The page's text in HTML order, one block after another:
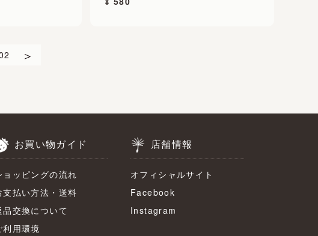
＞
お買い物ガイド
ョッピングの流れ
支払い方法・送料
品交換について
利用環境
店舗情報
オフィシャルサイト
Facebook
Instagram